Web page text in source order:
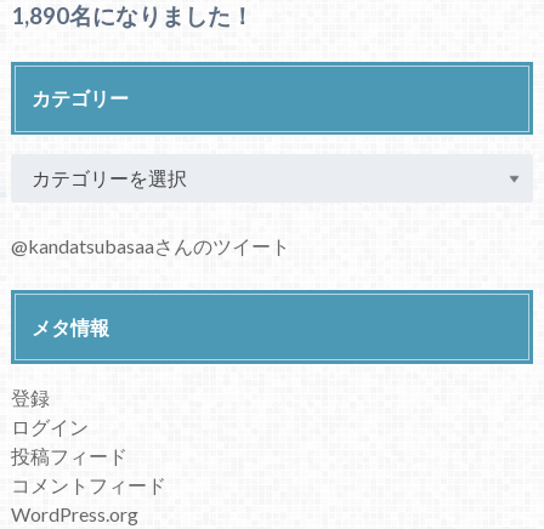
1,890名になりました！
カテゴリー
@kandatsubasaaさんのツイート
メタ情報
登録
ログイン
投稿フィード
コメントフィード
WordPress.org